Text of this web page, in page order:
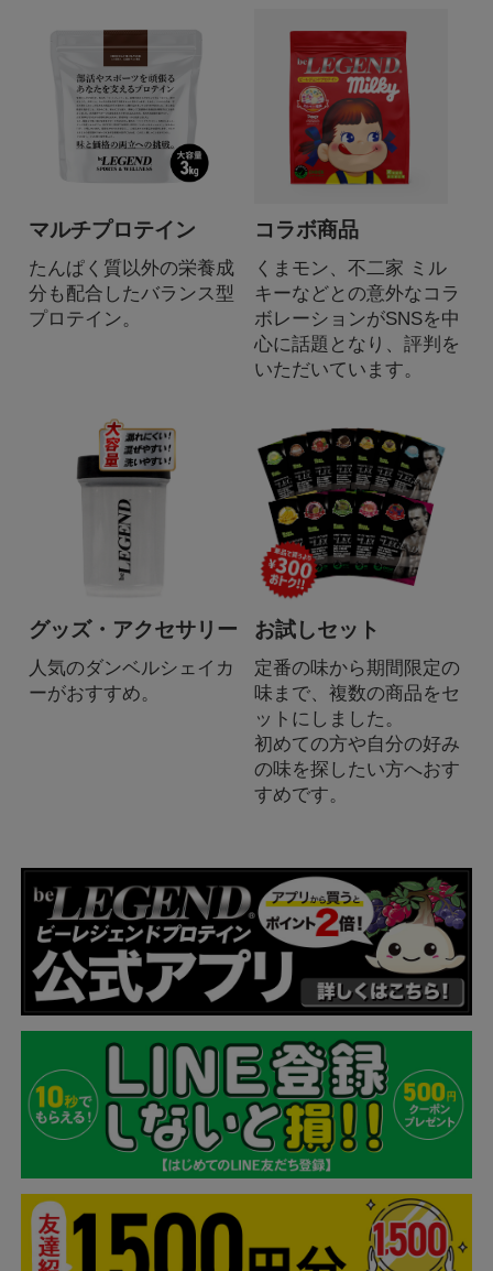
マルチプロテイン
たんぱく質以外の栄養成
分も配合したバランス型
プロテイン。
コラボ商品
くまモン、不二家 ミル
キーなどとの意外なコラ
ボレーションがSNSを中
心に話題となり、評判を
いただいています。
グッズ・アクセサリー
人気のダンベルシェイカ
ーがおすすめ。
お試しセット
定番の味から期間限定の
味まで、複数の商品をセ
ットにしました。
初めての方や自分の好み
の味を探したい方へおす
すめです。